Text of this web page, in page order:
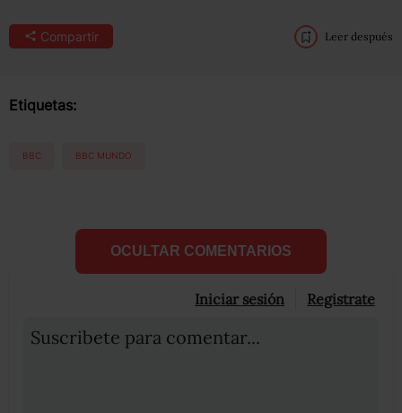
Compartir Leer después
Etiquetas:
BBC BBC MUNDO
OCULTAR COMENTARIOS
Iniciar sesión Registrate
Suscribete para comentar...